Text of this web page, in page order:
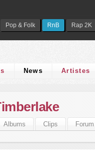
Pop & Folk RnB Rap 2K
News Artistes
Albums Clips Forum